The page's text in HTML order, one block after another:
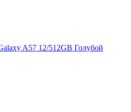
A57 12/512GB Голубой